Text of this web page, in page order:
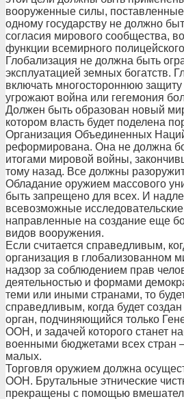
вооруженные силы,
одному государству не должно
согласия мирового сообщества,
функции всемирного
Глобализация не должна быть
эксплуатацией земных богатств.
включать многостороннюю
угрожают война или гегемония
Должен быть образован новый
котором власть будет поделена
Организация Объединенных
реформирована. Она не должна
итогами мировой войны,
тому назад. Все должны
Обладание оружием массового
быть запрещено для всех. И
всевозможные
направленные на создание еще
видов вооружения.
Если считается справедливым,
организация в глобализованном
надзор за соблюдением прав
деятельностью и формами
теми или иными странами, то
справедливым, когда будет
орган, подчиняющийся только
ООН, и задачей которого станет
военными бюджетами всех стран
малых.
Торговля оружием должна
ООН. Брутальные этнические
прекращены с помощью